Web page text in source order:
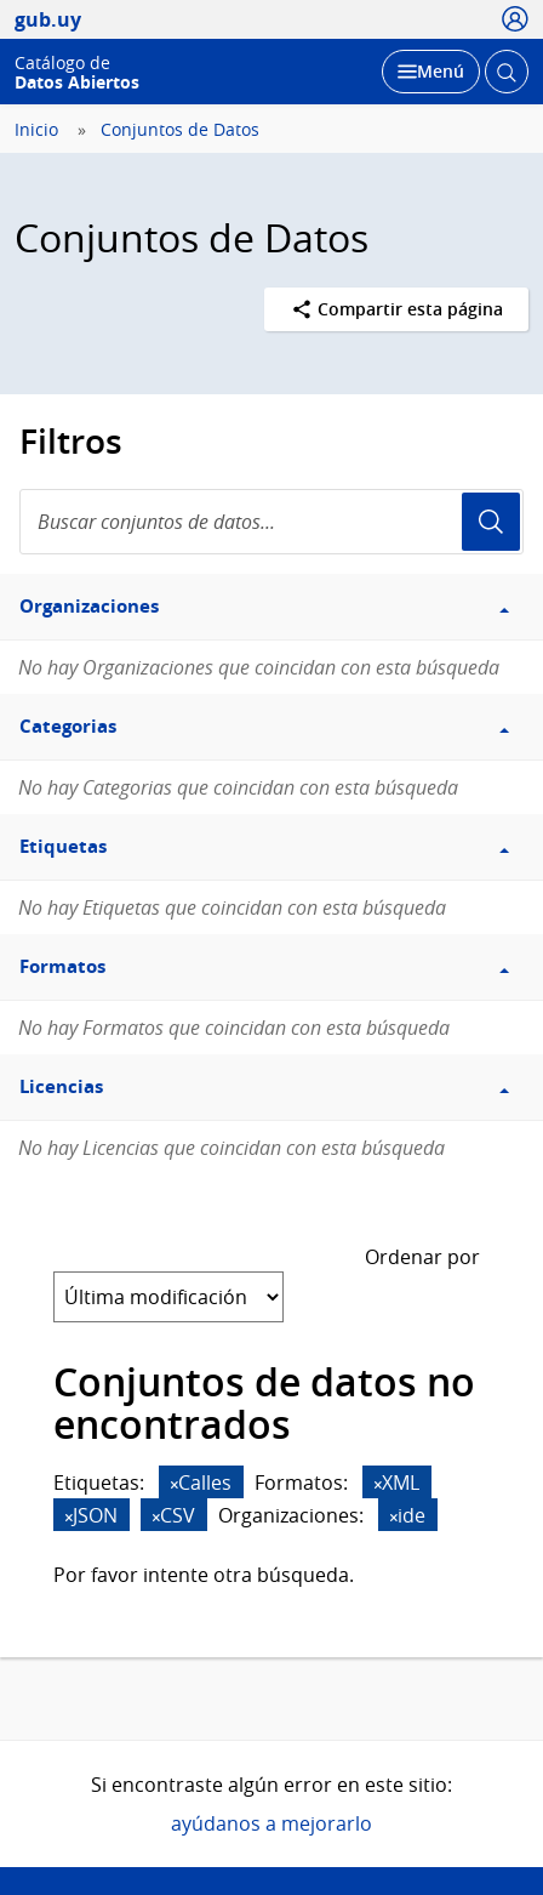
gub.uy
Catálogo de
Datos Abiertos
Desplegar
Menú Abrir
Inicio Conjuntos de Datos
Conjuntos de Datos
Compartir esta página
Filtros
conjuntos
de
Filtro
Organizaciones
Organizaciones
No hay Organizaciones que coincidan con esta búsqueda
Filtro
Categorias
Categorias
No hay Categorias que coincidan con esta búsqueda
Filtro
Etiquetas
Etiquetas
No hay Etiquetas que coincidan con esta búsqueda
Filtro
Formatos
Formatos
No hay Formatos que coincidan con esta búsqueda
Filtro
Licencias
Licencias
No hay Licencias que coincidan con esta búsqueda
Ordenar por
Conjuntos de datos no
encontrados
Etiquetas: Calles Formatos:
XML
JSON
CSV Organizaciones: ide
Por favor intente otra búsqueda.
Si encontraste algún error en este sitio:
ayúdanos a mejorarlo